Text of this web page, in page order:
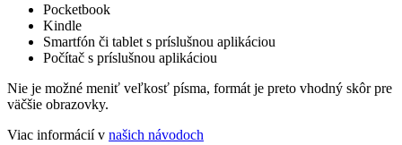
Pocketbook
Kindle
Smartfón či tablet s príslušnou aplikáciou
Počítač s príslušnou aplikáciou
Nie je možné meniť veľkosť písma, formát je preto vhodný skôr pre
väčšie obrazovky.
Viac informácií v našich návodoch